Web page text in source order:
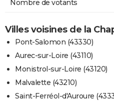
Nombre de votants
Villes voisines de la
Pont-Salomon (43330)
Aurec-sur-Loire (43110)
Monistrol-sur-Loire (43120)
Malvalette (43210)
Saint-Ferréol-d'Auroure